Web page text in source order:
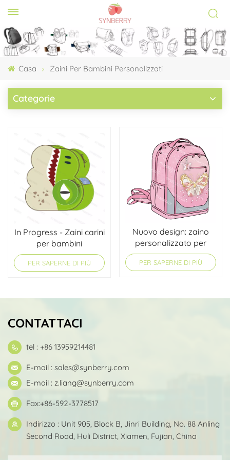
Casa Zaini Per Bambini Personalizzati
Categorie
In Progress - Zaini carini
per bambini
PER SAPERNE DI PIÙ
Nuovo design: zaino
personalizzato per
studenti della scuola
primaria
PER SAPERNE DI PIÙ
CONTATTACI
tel : +86 13959214481
E-mail : sales@synberry.com
E-mail : z.liang@synberry.com
Fax:+86-592-3778517
Indirizzo : Unit 905, Block B, Jinri Building, No. 88 Anling
Second Road, Huli District, Xiamen, Fujian, China